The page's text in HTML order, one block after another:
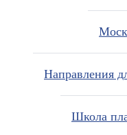
Направления
Школа